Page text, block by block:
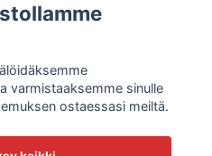
varmistaaksemme sinulle
ostaessasi meiltä.